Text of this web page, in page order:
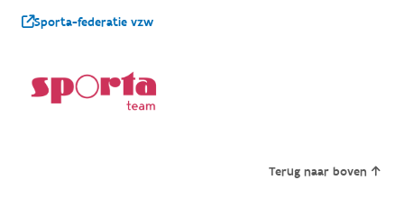
Sporta-federatie vzw
Terug naar boven